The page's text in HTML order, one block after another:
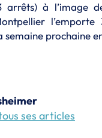
arrêts) à l’image
semaine prochaine
ses articles